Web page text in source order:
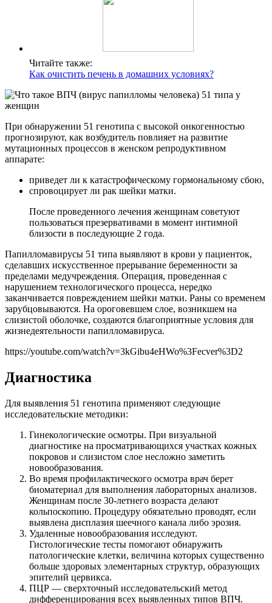
Читайте также:
Как очистить печень в домашних условиях?
При обнаружении 51 генотипа с высокой онкогенностью
прогнозируют, как возбудитель повлияет на развитие
мутационных процессов в женском репродуктивном
аппарате:
приведет ли к катастрофическому гормональному сбою,
спровоцирует ли рак шейки матки.
После проведенного лечения женщинам советуют
пользоваться презервативами в момент интимной
близости в последующие 2 года.
Папилломавирусы 51 типа выявляют в крови у пациенток,
сделавших искусственное прерывание беременности за
пределами медучреждения. Операция, проведенная с
нарушением технологического процесса, нередко
заканчивается повреждением шейки матки. Раны со временем
зарубцовываются. На ороговевшем слое, возникшем на
слизистой оболочке, создаются благоприятные условия для
жизнедеятельности папилломавируса.
https://youtube.com/watch?v=3kGibu4eHWo%3Fecver%3D2
Диагностика
Для выявления 51 генотипа применяют следующие
исследовательские методики:
Гинекологические осмотры. При визуальной
диагностике на просматривающихся участках кожных
покровов и слизистом слое несложно заметить
новообразования.
Во время профилактического осмотра врач берет
биоматериал для выполнения лабораторных анализов.
Женщинам после 30-летнего возраста делают
кольпоскопию. Процедуру обязательно проводят, если
выявлена дисплазия шеечного канала либо эрозия.
Удаленные новообразования исследуют.
Гистологические тесты помогают обнаружить
патологические клетки, величина которых существенно
больше здоровых элементарных структур, образующих
эпителий цервикса.
ПЦР — сверхточный исследовательский метод
дифференцирования всех выявленных типов ВПЧ.